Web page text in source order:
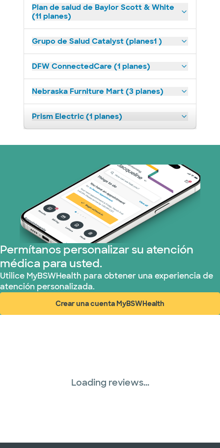
Plan de salud de Baylor Scott & White
(11 planes)
Grupo de Salud Catalyst (planes1 )
DFW ConnectedCare (1 planes)
Nebraska Furniture Mart (3 planes)
Prism Electric (1 planes)
Permítanos personalizar su atención
médica para usted.
Utilice MyBSWHealth para obtener una experiencia de
atención personalizada.
Crear una cuenta MyBSWHealth
(abre en ventana nueva)
Loading reviews...